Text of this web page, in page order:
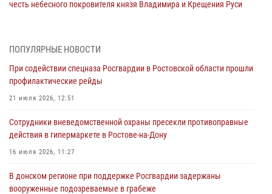
честь небесного покровителя князя Владимира и Крещения Руси
При содействии спецназа Росгвардии в Ростовской области прошли
21 июля 2026, 12:51
В Ростовской области экипаж вневедомственной охраны задержал
17 июля 2026, 07:24
Сотрудники вневедомственной охраны пресекли противоправные
16 июля 2026, 11:27
ПОПУЛЯРНЫЕ НОВОСТИ
При содействии спецназа Росгвардии в Ростовской области прошли
профилактические рейды
21 июля 2026, 12:51
Сотрудники вневедомственной охраны пресекли противоправные
действия в гипермаркете в Ростове-на-Дону
16 июля 2026, 11:27
В донском регионе при поддержке Росгвардии задержаны
вооруженные подозреваемые в грабеже